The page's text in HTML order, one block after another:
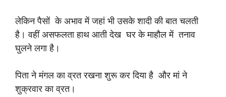
लेकिन पैसों के अभाव में जहां भी उसके शादी की बात चलती
है। वहीं असफलता हाथ आती देख घर के माहौल में तनाव
‌घुलने लगा है।
पिता ने मंगल का व्रत रखना शुरू कर दिया है और मां ने
शुक्रवार का व्रत।